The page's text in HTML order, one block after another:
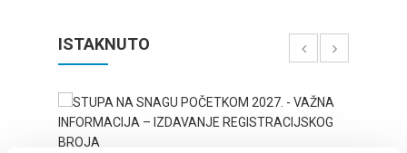
ISTAKNUTO